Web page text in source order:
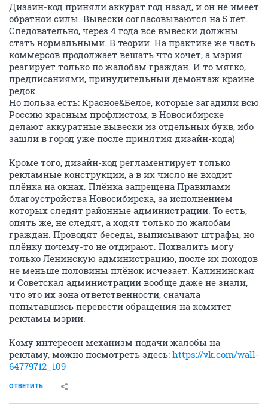
Дизайн-код приняли аккурат год назад, и он не имеет
обратной силы. Вывески согласовываются на 5 лет.
Следовательно, через 4 года все вывески должны
стать нормальными. В теории. На практике же часть
коммерсов продолжает вешать что хочет, а мэрия
реагирует только по жалобам граждан. И то мягко,
предписаниями, принудительный демонтаж крайне
редок.
Но польза есть: Красное&Белое, которые загадили всю
Россию красным профлистом, в Новосибирске
делают аккуратные вывески из отдельных букв, ибо
зашли в город уже после принятия дизайн-кода)
Кроме того, дизайн-код регламентирует только
рекламные конструкции, а в их число не входит
плёнка на окнах. Плёнка запрещена Правилами
благоустройства Новосибирска, за исполнением
которых следят районные администрации. То есть,
опять же, не следят, а ходят только по жалобам
граждан. Проводят беседы, выписывают штрафы, но
плёнку почему-то не отдирают. Похвалить могу
только Ленинскую администрацию, после их походов
не меньше половины плёнок исчезает. Калининская
и Советская администрации вообще даже не знали,
что это их зона ответственности, сначала
попытавшись перевести обращения на комитет
рекламы мэрии.
Кому интересен механизм подачи жалобы на
рекламу, можно посмотреть здесь: https://vk.com/wall-
64779712_109
ОТВЕТИТЬ